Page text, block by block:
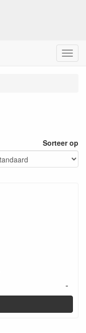
M
e
Sorteer op
-